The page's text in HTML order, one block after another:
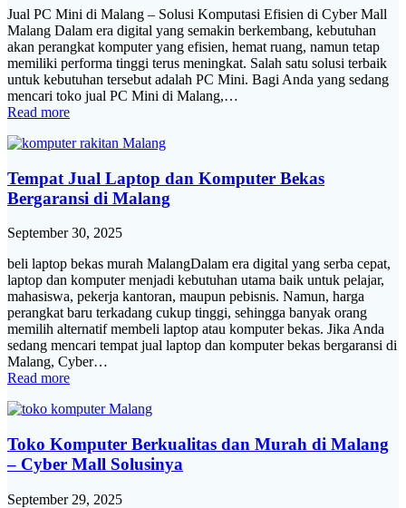
Jual PC Mini di Malang – Solusi Komputasi Efisien di Cyber Mall
Malang Dalam era digital yang semakin berkembang, kebutuhan
akan perangkat komputer yang efisien, hemat ruang, namun tetap
memiliki performa tinggi terus meningkat. Salah satu solusi terbaik
untuk kebutuhan tersebut adalah PC Mini. Bagi Anda yang sedang
mencari toko jual PC Mini di Malang,…
Read more
Tempat Jual Laptop dan Komputer Bekas
Bergaransi di Malang
September 30, 2025
beli laptop bekas murah MalangDalam era digital yang serba cepat,
laptop dan komputer menjadi kebutuhan utama baik untuk pelajar,
mahasiswa, pekerja kantoran, maupun pebisnis. Namun, harga
perangkat baru terkadang cukup tinggi, sehingga banyak orang
memilih alternatif membeli laptop atau komputer bekas. Jika Anda
sedang mencari tempat jual laptop dan komputer bekas bergaransi di
Malang, Cyber…
Read more
Toko Komputer Berkualitas dan Murah di Malang
– Cyber Mall Solusinya
September 29, 2025